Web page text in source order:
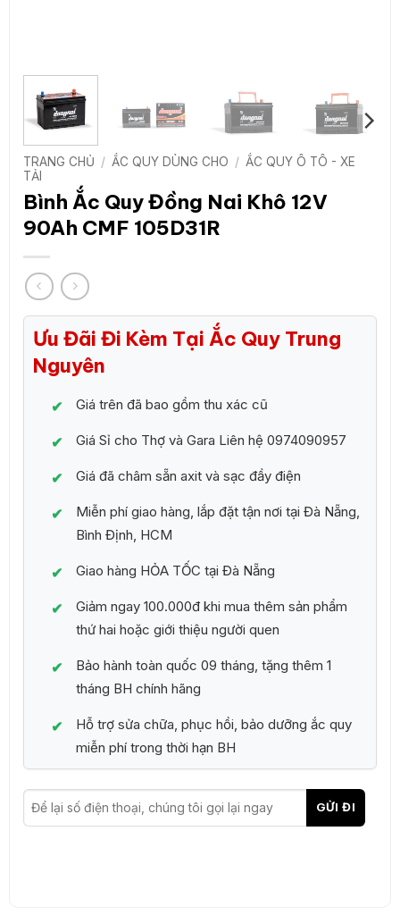
TRANG CHỦ / ẮC QUY DÙNG CHO / ẮC QUY Ô TÔ - XE
TẢI
Bình Ắc Quy Đồng Nai Khô 12V
90Ah CMF 105D31R
Ưu Đãi Đi Kèm Tại Ắc Quy Trung
Nguyên
Giá trên đã bao gồm thu xác cũ
Giá Sỉ cho Thợ và Gara Liên hệ 0974090957
Giá đã châm sẵn axit và sạc đầy điện
Miễn phí giao hàng, lắp đặt tận nơi tại Đà Nẵng,
Bình Định, HCM
Giao hàng HỎA TỐC tại Đà Nẵng
Giảm ngay 100.000đ khi mua thêm sản phẩm
thứ hai hoặc giới thiệu người quen
Bảo hành toàn quốc 09 tháng, tặng thêm 1
tháng BH chính hãng
Hỗ trợ sửa chữa, phục hồi, bảo dưỡng ắc quy
miễn phí trong thời hạn BH